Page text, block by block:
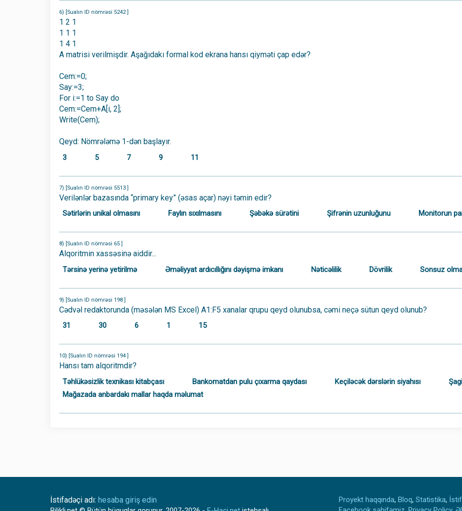
6) [Sualın ID nömrəsi 5242 ]
1 2 1
1 1 1
1 4 1
A matrisi verilmişdir. Aşağıdakı formal kod ekrana hansı qiyməti çap edər?
Cem:=0;
Say:=3;
For i:=1 to Say do
Cem:=Cem+A[i, 2];
Write(Cem);
Qeyd: Nömrələmə 1-dən başlayır.
3 5 7 9 11
7) [Sualın ID nömrəsi 5513 ]
Verilənlər bazasında “primary key” (əsas açar) nəyi təmin edir?
Sətirlərin unikal olmasını Faylın sıxılmasını Şəbəkə sürətini Şifrənin uzunluğunu Monitorun
8) [Sualın ID nömrəsi 65 ]
Alqoritmin xassəsinə aiddir...
Tərsinə yerinə yetirilmə Əməliyyat ardıcıllığını dəyişmə imkanı Nəticəlilik Dövrilik Sonsuz
9) [Sualın ID nömrəsi 198 ]
Cədvəl redaktorunda (məsələn MS Excel) A1:F5 xanalar qrupu qeyd olunubsa, cəmi neçə sütun qeyd olunub?
31 30 6 1 15
10) [Sualın ID nömrəsi 194 ]
Hansı tam alqoritmdir?
Təhlükəsizlik texnikası kitabçası Bankomatdan pulu çıxarma qaydası Keçiləcək dərslərin siyahısı
Mağazada anbardakı mallar haqda məlumat
İstifadəçi adı: hesaba giriş edin Proyekt haqqında, Bloq, Statistika,